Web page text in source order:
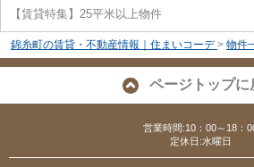
【賃貸特集】25平米以上物件
錦糸町の賃貸・不動産情報｜住まいコーデ > 物件
ページトップに
営業時間:10：00～18：
定休日:水曜日